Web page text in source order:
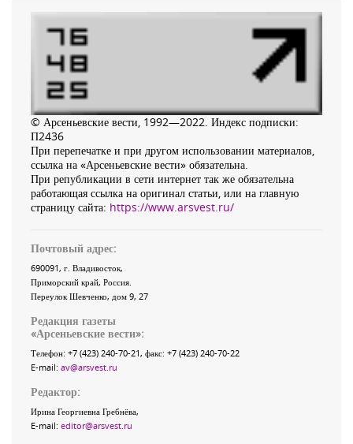
© Арсеньевские вести, 1992—2022. Индекс подписки:
П2436
При перепечатке и при другом использовании материалов,
ссылка на «Арсеньевские вести» обязательна.
При републикации в сети интернет так же обязательна
работающая ссылка на оригинал статьи, или на главную
страницу сайта: https://www.arsvest.ru/
Почтовый адрес:
690091, г. Владивосток,
Приморский край, Россия
Переулок Шевченко, дом 9, 27
Редакция газеты
«Арсеньевские вести»:
Телефон: +7 (423) 240-70-21, факс: +7 (423) 240-70-22
E-mail: av@arsvest.ru
Редактор:
Ирина Георгиевна Гребнёва,
E-mail: editor@arsvest.ru